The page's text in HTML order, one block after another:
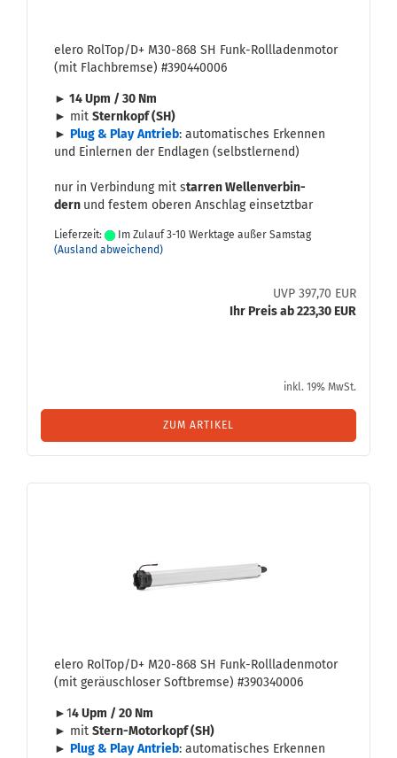
elero Rol­Top/D+ M30-​868 SH Funk-​Roll­la­den­mo­tor
(mit Flach­brem­se) #390440006
► 14 Upm / 30 Nm
► mit Stern­kopf (SH)
► Plug & Play An­trieb: au­to­ma­ti­sches Er­ken­nen
und Ein­ler­nen der End­la­gen (selbst­ler­nend)
nur in Ver­bin­dung mit star­ren Wel­len­ver­bin­
dern und fes­tem obe­ren An­schlag ein­setzt­bar
Lieferzeit:
Im Zulauf 3-10 Werktage außer Samstag
(Ausland abweichend)
UVP 397,70 EUR
Ihr Preis ab 223,30 EUR
inkl. 19% MwSt.
ZUM ARTIKEL
elero Rol­Top/D+ M20-​868 SH Funk-​Roll­la­den­mo­tor
(mit ge­räusch­lo­ser Soft­brem­se) #390340006
►14 Upm / 20 Nm
► mit Stern-​Motorkopf (SH)
► Plug & Play An­trieb: au­to­ma­ti­sches Er­ken­nen